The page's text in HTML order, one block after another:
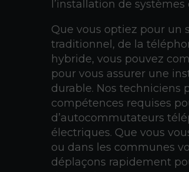
l’installation de
Que vous optiez pour un
traditionnel, de la
hybride, vous pouvez
pour vous assurer une
durable. Nos techniciens
compétences requises
d’autocommutateurs
électriques. Que vous
ou dans les communes
déplaçons rapidement